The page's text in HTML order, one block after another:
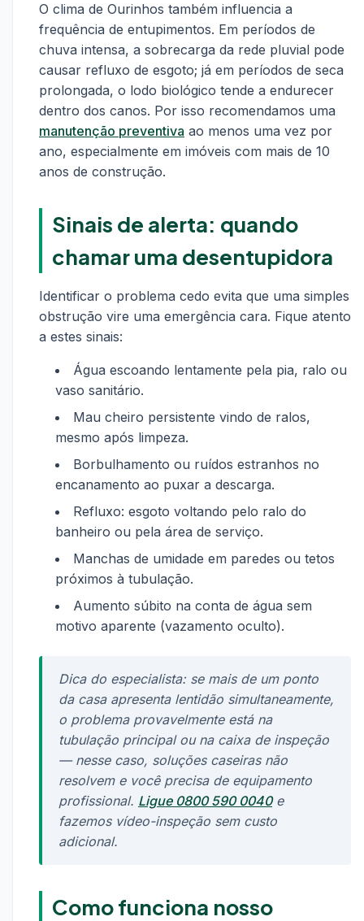
O clima de Ourinhos também influencia a
frequência de entupimentos. Em períodos de
chuva intensa, a sobrecarga da rede pluvial pode
causar refluxo de esgoto; já em períodos de seca
prolongada, o lodo biológico tende a endurecer
dentro dos canos. Por isso recomendamos uma
manutenção preventiva ao menos uma vez por
ano, especialmente em imóveis com mais de 10
anos de construção.
Sinais de alerta: quando
chamar uma desentupidora
Identificar o problema cedo evita que uma simples
obstrução vire uma emergência cara. Fique atento
a estes sinais:
Água escoando lentamente pela pia, ralo ou
vaso sanitário.
Mau cheiro persistente vindo de ralos,
mesmo após limpeza.
Borbulhamento ou ruídos estranhos no
encanamento ao puxar a descarga.
Refluxo: esgoto voltando pelo ralo do
banheiro ou pela área de serviço.
Manchas de umidade em paredes ou tetos
próximos à tubulação.
Aumento súbito na conta de água sem
motivo aparente (vazamento oculto).
Dica do especialista: se mais de um ponto
da casa apresenta lentidão simultaneamente,
o problema provavelmente está na
tubulação principal ou na caixa de inspeção
— nesse caso, soluções caseiras não
resolvem e você precisa de equipamento
profissional. Ligue 0800 590 0040e
fazemos vídeo-inspeção sem custo
adicional.
Como funciona nosso